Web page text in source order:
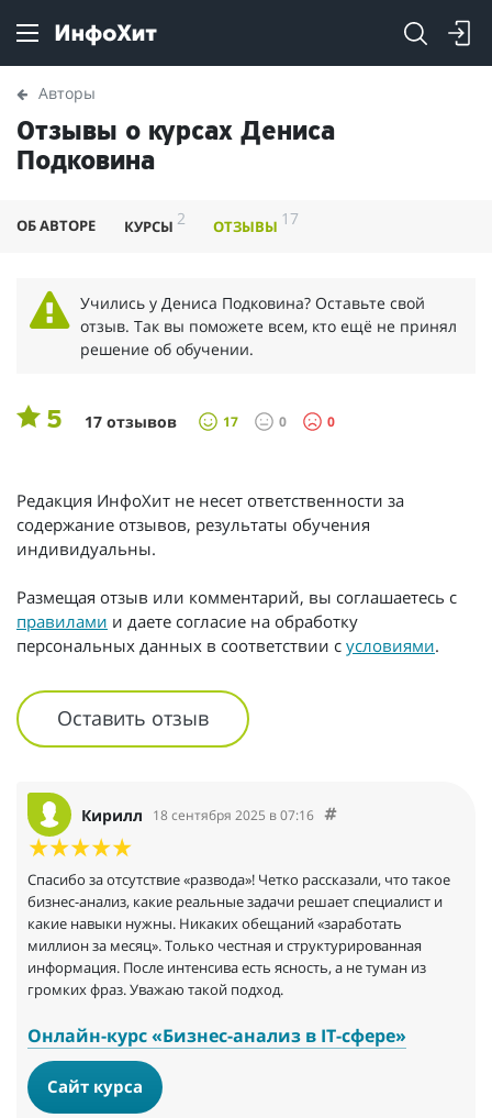
Авторы
Отзывы о курсах Дениса
Подковина
ОБ АВТОРЕ КУРСЫ 2 ОТЗЫВЫ 17
Учились у Дениса Подковина? Оставьте свой
отзыв. Так вы поможете всем, кто ещё не принял
решение об обучении.
5 17 отзывов 17 0 0
Редакция ИнфоХит не несет ответственности за
содержание отзывов, результаты обучения
индивидуальны.
Размещая отзыв или комментарий, вы соглашаетесь с
правилами и даете согласие на обработку
персональных данных в соответствии с условиями.
Оставить отзыв
Кирилл 18 сентября 2025 в 07:16
Спасибо за отсутствие «развода»! Четко рассказали, что такое
бизнес-анализ, какие реальные задачи решает специалист и
какие навыки нужны. Никаких обещаний «заработать
миллион за месяц». Только честная и структурированная
информация. После интенсива есть ясность, а не туман из
громких фраз. Уважаю такой подход.
Онлайн-курс «Бизнес-анализ в IT-сфере»
Сайт курса